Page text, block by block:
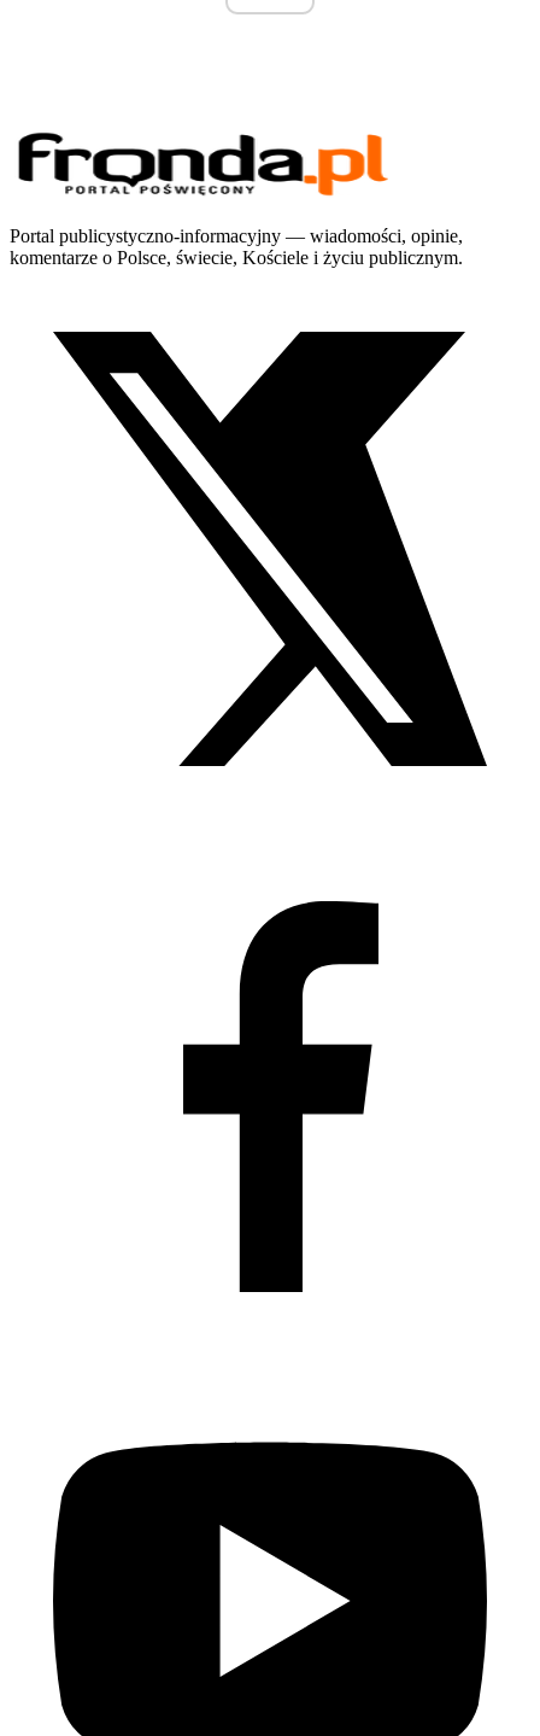
Portal publicystyczno-informacyjny — wiadomości, opinie,
komentarze o Polsce, świecie, Kościele i życiu publicznym.